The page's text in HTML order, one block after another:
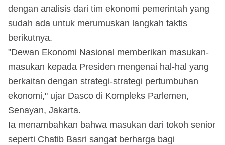
dengan analisis dari tim ekonomi pemerintah yang
sudah ada untuk merumuskan langkah taktis
berikutnya.
"Dewan Ekonomi Nasional memberikan masukan-
masukan kepada Presiden mengenai hal-hal yang
berkaitan dengan strategi-strategi pertumbuhan
ekonomi," ujar Dasco di Kompleks Parlemen,
Senayan, Jakarta.
Ia menambahkan bahwa masukan dari tokoh senior
seperti Chatib Basri sangat berharga bagi